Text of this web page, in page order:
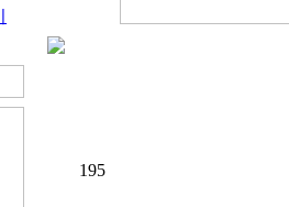
195